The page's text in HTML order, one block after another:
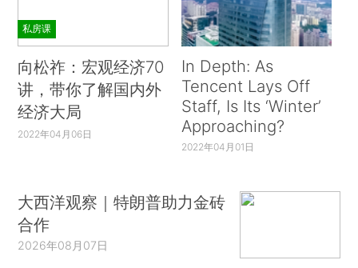
私房课
向松祚：宏观经济70
讲，带你了解国内外
经济大局
2022年04月06日
In Depth: As
Tencent Lays Off
Staff, Is Its ‘Winter’
Approaching?
2022年04月01日
大西洋观察｜特朗普助力金砖
合作
2026年08月07日